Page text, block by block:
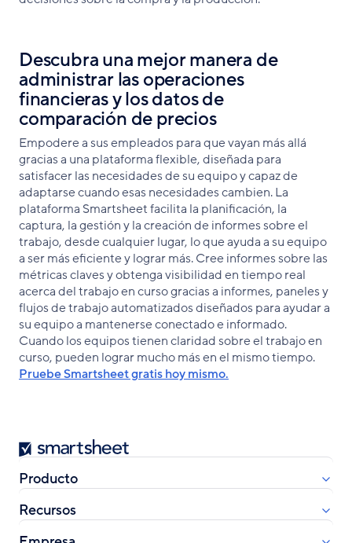
Descubra una mejor manera de
administrar las operaciones
financieras y los datos de
comparación de precios
Empodere a sus empleados para que vayan más allá
gracias a una plataforma flexible, diseñada para
satisfacer las necesidades de su equipo y capaz de
adaptarse cuando esas necesidades cambien. La
plataforma Smartsheet facilita la planificación, la
captura, la gestión y la creación de informes sobre el
trabajo, desde cualquier lugar, lo que ayuda a su equipo
a ser más eficiente y lograr más. Cree informes sobre las
métricas claves y obtenga visibilidad en tiempo real
acerca del trabajo en curso gracias a informes, paneles y
flujos de trabajo automatizados diseñados para ayudar a
su equipo a mantenerse conectado e informado.
Cuando los equipos tienen claridad sobre el trabajo en
curso, pueden lograr mucho más en el mismo tiempo.
Pruebe Smartsheet gratis hoy mismo.
Smartsheet
Producto
Recursos